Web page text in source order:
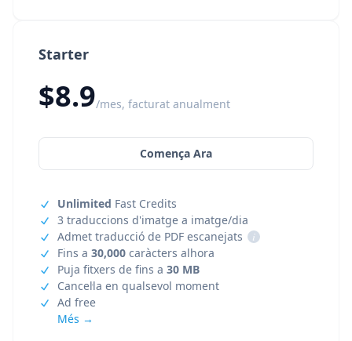
Starter
$8.9/mes, facturat anualment
Comença Ara
Unlimited Fast Credits
3 traduccions d'imatge a imatge/dia
Admet traducció de PDF escanejats
i
Fins a 30,000 caràcters alhora
Puja fitxers de fins a 30 MB
Cancel·la en qualsevol moment
Ad free
Més →